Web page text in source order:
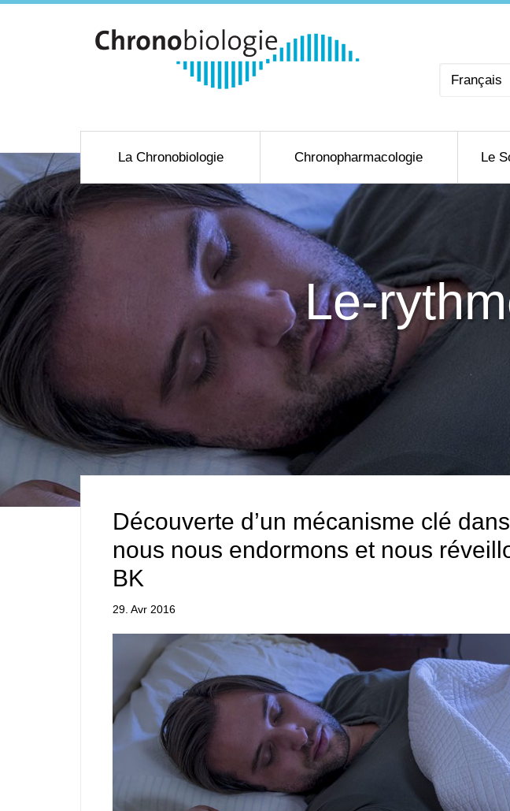
Choisir
La Chronobiologie Chronopharmacologie Le
Le-
Découverte d’un mécanisme clé
nous nous endormons et nous
BK
29. Avr 2016